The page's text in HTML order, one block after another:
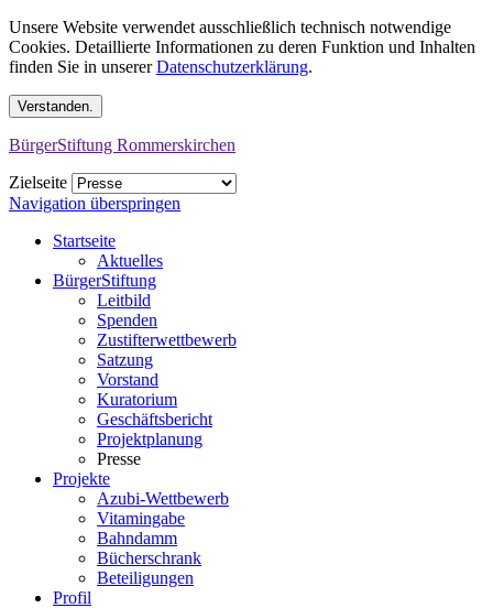
Unsere Website verwendet ausschließlich technisch notwendige
Cookies. Detaillierte Informationen zu deren Funktion und Inhalten
finden Sie in unsererDatenschutzerklärung.
BürgerStiftung Rommerskirchen
Zielseite
Navigation überspringen
Startseite
Aktuelles
BürgerStiftung
Leitbild
Spenden
Zustifterwettbewerb
Satzung
Vorstand
Kuratorium
Geschäftsbericht
Projektplanung
Presse
Projekte
Azubi-Wettbewerb
Vitamingabe
Bahndamm
Bücherschrank
Beteiligungen
Profil